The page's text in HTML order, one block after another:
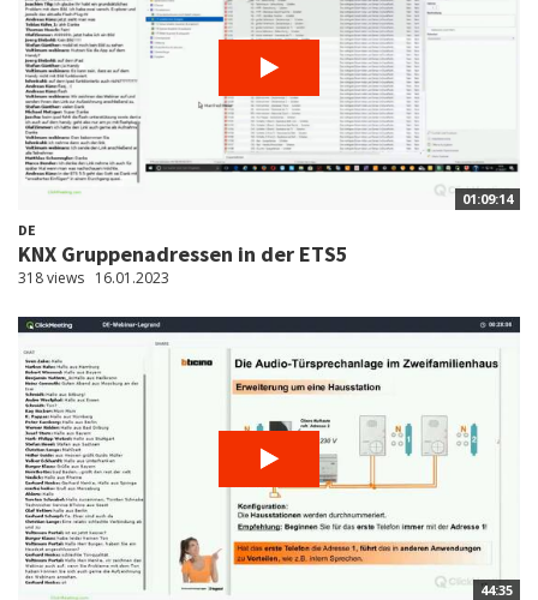
01:09:14
DE
KNX Gruppenadressen in der ETS5
318 views 16.01.2023
44:35